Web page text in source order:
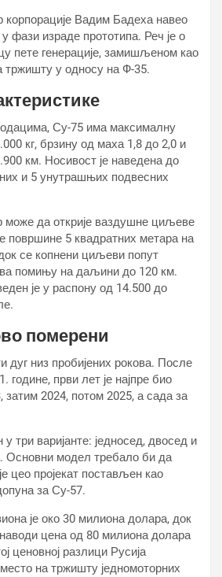
корпорације Вадим Бадеха навео
фази израде прототипа. Реч је о
пете генерације, замишљеном као
тржишту у односу на Ф-35.
Су-75 има максималну
кг, брзину од маха 1,8 до 2,0 и
км. Носивост је наведена до
и 5 унутрашњих подвесних
може да открије ваздушне циљеве
површине 5 квадратних метара на
се копнени циљеви попут
помињу на даљини до 120 км.
је у распону од 14.500 до
померени
дуг низ пробијених рокова. После
први лет је најпре био
затим 2024, потом 2025, а сада за
три варијанте: једносед, двосед и
Основни модел требало би да
цео пројекат постављен као
за Су-57.
је око 30 милиона долара, док
цена од 80 милиона долара
ценовној разлици Русија
на тржишту једномоторних